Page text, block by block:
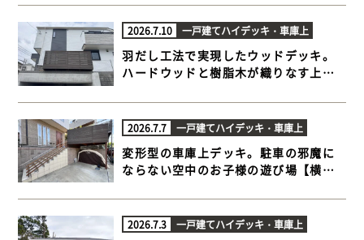
イデッキ】
2026.7.10 一戸建てハイデッキ・車庫上
羽だし工法で実現したウッドデッキ。
ハードウッドと樹脂木が織りなす上質
ッキ】
2026.7.7 一戸建てハイデッキ・車庫上
変形型の車庫上デッキ。駐車の邪魔に
ならない空中のお子様の遊び場【横浜
2026.7.3 一戸建てハイデッキ・車庫上